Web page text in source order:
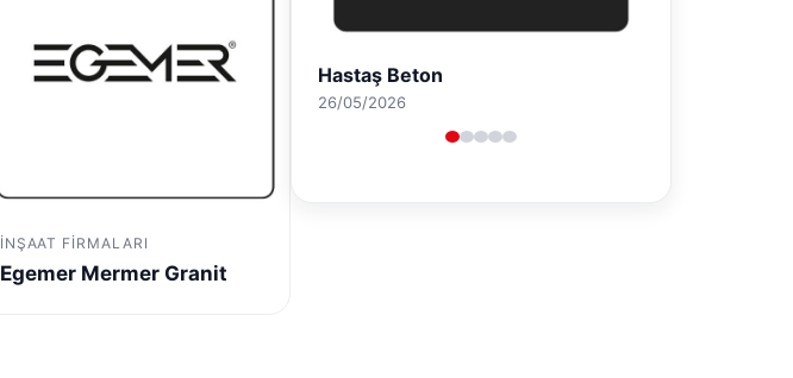
İNŞAAT FIRMALARI
Egemer Mermer Granit
Prenses Night Club
29/04/2026